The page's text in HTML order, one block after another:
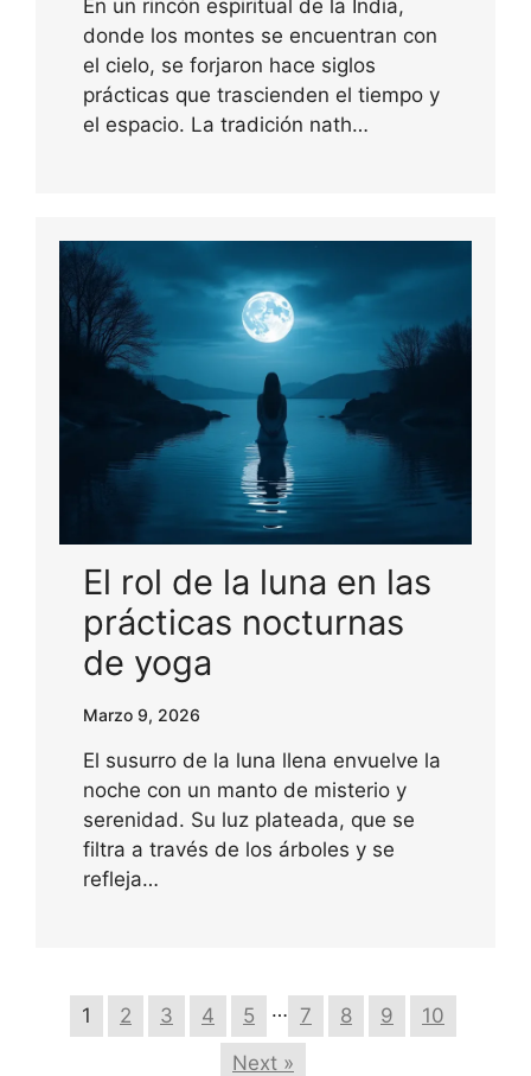
En un rincón espiritual de la India,
donde los montes se encuentran con
el cielo, se forjaron hace siglos
prácticas que trascienden el tiempo y
el espacio. La tradición nath…
El rol de la luna en las
prácticas nocturnas
de yoga
Marzo 9, 2026
El susurro de la luna llena envuelve la
noche con un manto de misterio y
serenidad. Su luz plateada, que se
filtra a través de los árboles y se
refleja…
1 2 3 4 5 … 7 8 9
10
Next »